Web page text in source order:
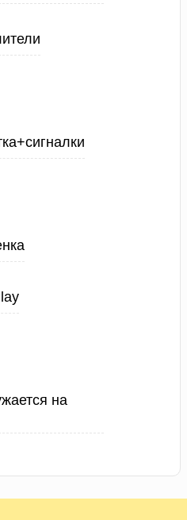
на